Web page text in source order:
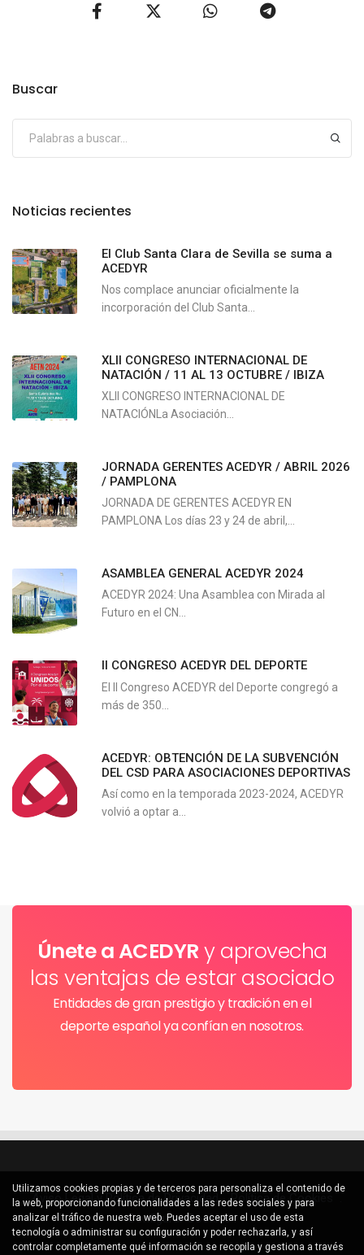
Buscar
Noticias recientes
El Club Santa Clara de Sevilla se suma a
ACEDYR
Nos complace anunciar oficialmente la
incorporación del Club Santa...
XLII CONGRESO INTERNACIONAL DE
NATACIÓN / 11 AL 13 OCTUBRE / IBIZA
XLII CONGRESO INTERNACIONAL DE
NATACIÓNLa Asociación...
JORNADA GERENTES ACEDYR / ABRIL 2026
/ PAMPLONA
JORNADA DE GERENTES ACEDYR EN
PAMPLONA Los días 23 y 24 de abril,...
ASAMBLEA GENERAL ACEDYR 2024
ACEDYR 2024: Una Asamblea con Mirada al
Futuro en el CN...
II CONGRESO ACEDYR DEL DEPORTE
El II Congreso ACEDYR del Deporte congregó a
más de 350...
ACEDYR: OBTENCIÓN DE LA SUBVENCIÓN
DEL CSD PARA ASOCIACIONES DEPORTIVAS
Así como en la temporada 2023-2024, ACEDYR
volvió a optar a...
Únete a ACEDYRy aprovecha
las ventajas de estar asociado
Entidades de gran prestigio y tradición en el
deporte español ya confían en nosotros.
.Aviso Legal y Política de Privacidad.Política de Cookies
Configurar Cookies.
Utilizamos cookies propias y de terceros para personaliza el contenido de
la web, proporcionando funcionalidades a las redes sociales y para
analizar el tráfico de nuestra web. Puedes aceptar el uso de esta
tecnología o administrar su configuración y poder rechazarla, y así
controlar completamente qué información se recopila y gestiona a través